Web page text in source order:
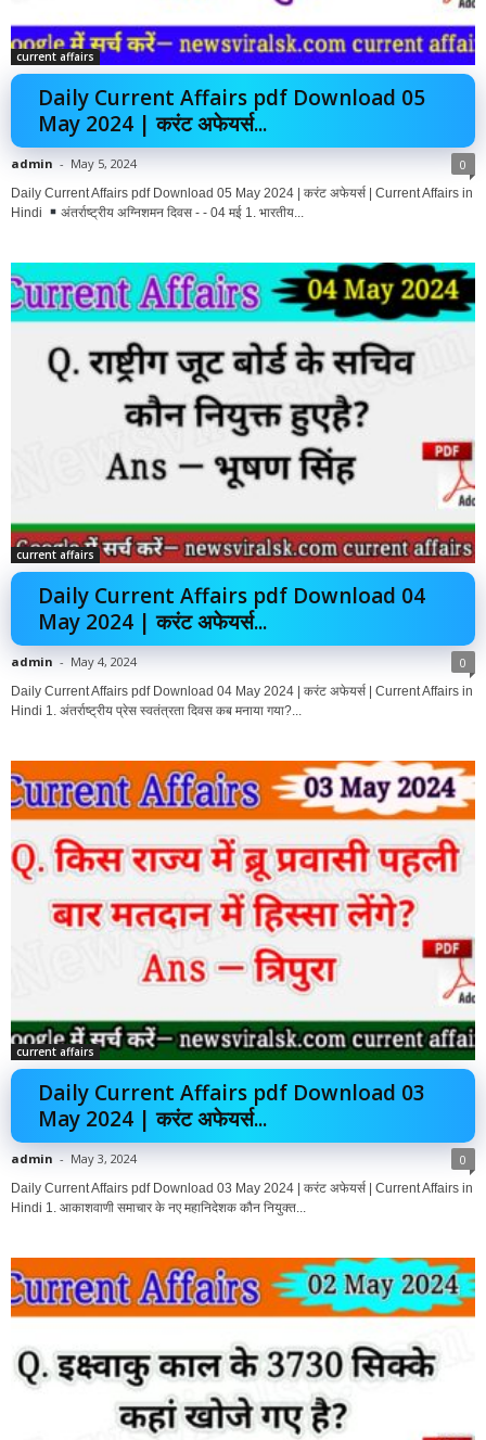
current affairs
Daily Current Affairs pdf Download 05
May 2024 | करंट अफेयर्स...
admin - May 5, 2024 0
Daily Current Affairs pdf Download 05 May 2024 | करंट अफेयर्स | Current Affairs in
Hindi
अंतर्राष्ट्रीय अग्निशमन दिवस - - 04 मई 1. भारतीय...
current affairs
Daily Current Affairs pdf Download 04
May 2024 | करंट अफेयर्स...
admin - May 4, 2024 0
Daily Current Affairs pdf Download 04 May 2024 | करंट अफेयर्स | Current Affairs in
Hindi 1. अंतर्राष्ट्रीय प्रेस स्वतंत्रता दिवस कब मनाया गया?...
current affairs
Daily Current Affairs pdf Download 03
May 2024 | करंट अफेयर्स...
admin - May 3, 2024 0
Daily Current Affairs pdf Download 03 May 2024 | करंट अफेयर्स | Current Affairs in
Hindi 1. आकाशवाणी समाचार के नए महानिदेशक कौन नियुक्त...